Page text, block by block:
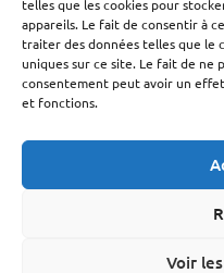
telles que les cookies pour
appareils. Le fait de consentir à
traiter des données telles que le
uniques sur ce site. Le fait de ne
consentement peut avoir un
et fonctions.
Voir
Techniciens
Santé de l’abeille
Le Varroa
FRGDS Occitanie
Fiches sanitaires
Que-faire ?
Informations